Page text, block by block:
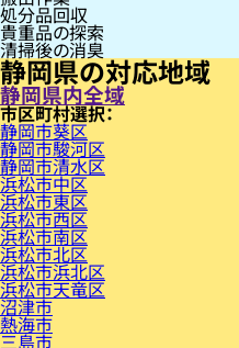
処分品回収
貴重品の探索
清掃後の消臭
静岡県の対応地域
静岡県内全域
市区町村
静岡市葵区
静岡市駿河区
静岡市清水区
浜松市中区
浜松市東区
浜松市西区
浜松市南区
浜松市北区
浜松市浜北区
浜松市天竜区
沼津市
熱海市
三島市